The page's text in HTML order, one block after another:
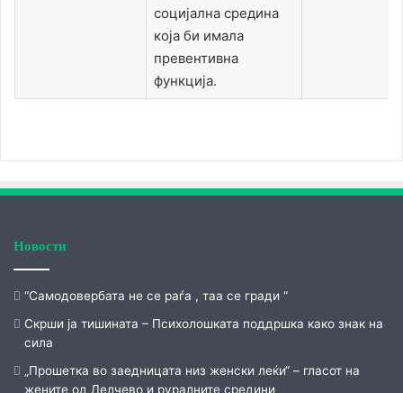
социјална средина
која би имала
превентивна
функција.
Новости
“Самодовербата не се раѓа , таа се гради “
Скрши ја тишината – Психолошката поддршка како знак на
сила
„Прошетка во заедницата низ женски леќи“ – гласот на
жените од Делчево и руралните средини